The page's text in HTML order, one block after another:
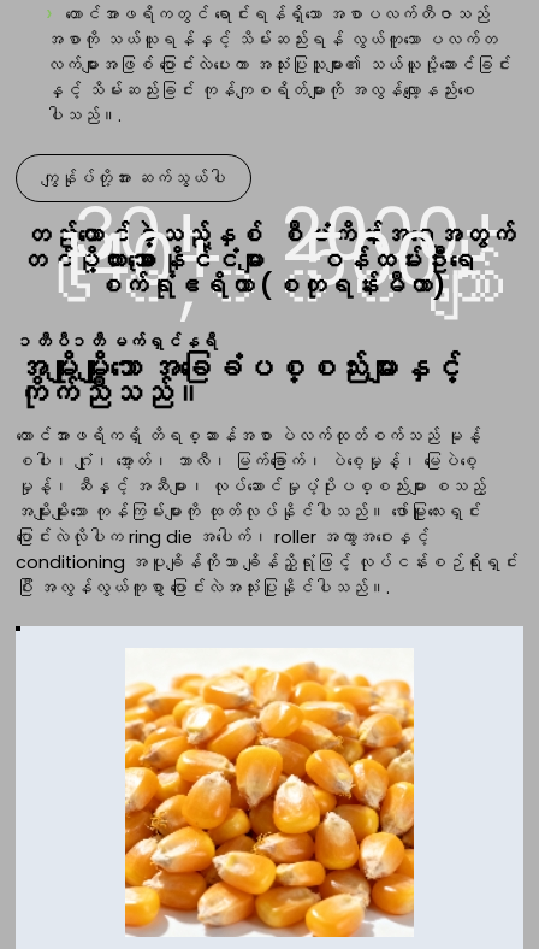
တောင်အာဖရိကတွင် ရောင်းရန်ရှိသော အစာပလက်တီဇာသည်
အစာကို သယ်ယူရန်နှင့် သိမ်းဆည်းရန် လွယ်ကူသော ပလက်တ
လက်များအဖြစ် ပြောင်းလဲပေးကာ အသုံးပြုသူများ၏ သယ်ယူပို့ဆောင်ခြင်း
နှင့် သိမ်းဆည်းခြင်း ကုန်ကျစရိတ်များကို အလွန်လျော့နည်းစေ
ပါသည်။.
ကျွန်ုပ်တို့အား ဆက်သွယ်ပါ
30+
တည်ထောင်ခဲ့သည့်နှစ်
များ 2000+
စီမံကိန်းအရေအတွက်
140+
တင်ပို့ထားသော နိုင်ငံများ 500+
ဝန်ထမ်းဦးရေ
၆၀,၀၀၀ ကျော်
စက်ရုံဧရိယာ (စတုရန်းမီတာ)
၁တီပီ၁တီ မက်ရှင်နရီ
အမျိုးမျိုးသော အခြေခံပစ္စည်းများနှင့်
ကိုက်ညီသည်။
တောင်အာဖရိကရှိ တိရစ္ဆာန်အစာ ပဲလက်ထုတ်စက်သည် မုန့်
စပါး၊ ဂျုံ၊ အော့တ်၊ ဘာလီ၊ မြက်ခြောက်၊ ပဲစေ့မှုန့်၊ မြေပဲစေ့
မှုန့်၊ ဆီနှင့် အဆီများ၊ လုပ်ဆောင်မှုပံ့ပိုးပစ္စည်းများ စသည့်
အမျိုးမျိုးသော ကုန်ကြမ်းများကို ထုတ်လုပ်နိုင်ပါသည်။ ဖော်မြူလေးရှင်း
ပြောင်းလဲလိုပါက ring die အပေါက်၊ roller အကွာအဝေးနှင့်
conditioning အပူချိန်ကိုသာ ချိန်ညှိရုံဖြင့် လုပ်ငန်းစဉ်ရိုးရှင်း
ပြီး အလွန်လွယ်ကူစွာ ပြောင်းလဲအသုံးပြုနိုင်ပါသည်။.